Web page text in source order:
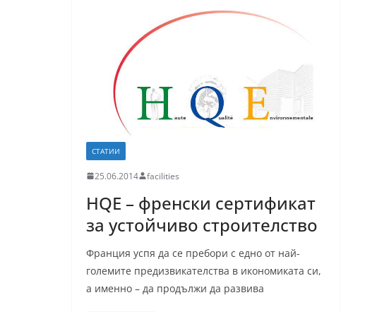
СТАТИИ
25.06.2014 facilities
HQE – френски сертификат
за устойчиво строителство
Франция успя да се пребори с едно от най-
големите предизвикателства в икономиката си,
а именно – да продължи да развива